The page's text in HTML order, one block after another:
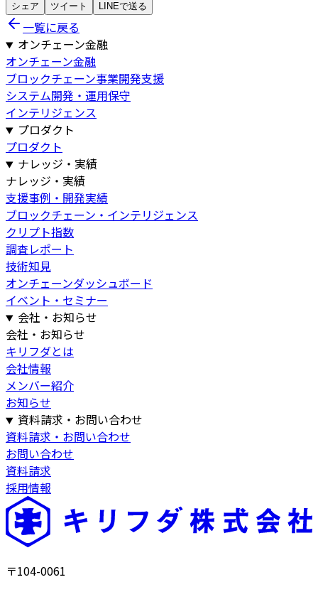
シェア ツイート LINEで送る
一覧に戻る
オンチェーン金融
オンチェーン金融
ブロックチェーン事業開発支援
システム開発・運用保守
インテリジェンス
プロダクト
プロダクト
ナレッジ・実績
ナレッジ・実績
支援事例・開発実績
ブロックチェーン・インテリジェンス
クリプト指数
調査レポート
技術知見
オンチェーンダッシュボード
イベント・セミナー
会社・お知らせ
会社・お知らせ
キリフダとは
会社情報
メンバー紹介
お知らせ
資料請求・お問い合わせ
資料請求・お問い合わせ
お問い合わせ
資料請求
採用情報
〒104-0061